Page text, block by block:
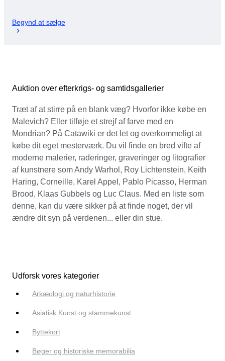
Begynd at sælge
Auktion over efterkrigs- og samtidsgallerier
Træt af at stirre på en blank væg? Hvorfor ikke købe en
Malevich? Eller tilføje et strejf af farve med en
Mondrian? På Catawiki er det let og overkommeligt at
købe dit eget mesterværk. Du vil finde en bred vifte af
moderne malerier, raderinger, graveringer og litografier
af kunstnere som Andy Warhol, Roy Lichtenstein, Keith
Haring, Corneille, Karel Appel, Pablo Picasso, Herman
Brood, Klaas Gubbels og Luc Claus. Med en liste som
denne, kan du være sikker på at finde noget, der vil
ændre dit syn på verdenen... eller din stue.
Udforsk vores kategorier
Arkæologi og naturhistorie
Asiatisk Kunst og stammekunst
Byttekort
Bøger og historiske memorabilia